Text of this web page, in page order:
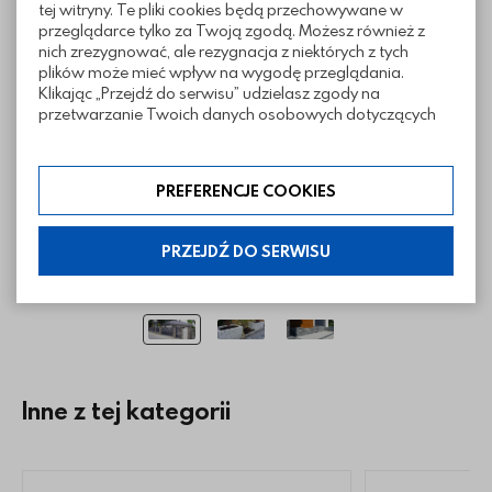
tej witryny. Te pliki cookies będą przechowywane w
przeglądarce tylko za Twoją zgodą. Możesz również z
nich zrezygnować, ale rezygnacja z niektórych z tych
plików może mieć wpływ na wygodę przeglądania.
Klikając „Przejdź do serwisu” udzielasz zgody na
przetwarzanie Twoich danych osobowych dotyczących
zakres klikając w „Preferencje cookies”. W każdej chwili
możesz modyfikować udzielone zgody w zakładce:
informacje i regulaminy — ustawienia cookies.
PREFERENCJE COOKIES
PRZEJDŹ DO SERWISU
Realizacje z wykorzystaniem cegły
łupanej Muro
Inne z tej kategorii